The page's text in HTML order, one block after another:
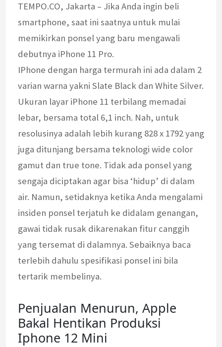
TEMPO.CO, Jakarta – Jika Anda ingin beli
smartphone, saat ini saatnya untuk mulai
memikirkan ponsel yang baru mengawali
debutnya iPhone 11 Pro.
IPhone dengan harga termurah ini ada dalam 2
varian warna yakni Slate Black dan White Silver.
Ukuran layar iPhone 11 terbilang memadai
lebar, bersama total 6,1 inch. Nah, untuk
resolusinya adalah lebih kurang 828 x 1792 yang
juga ditunjang bersama teknologi wide color
gamut dan true tone. Tidak ada ponsel yang
sengaja diciptakan agar bisa ‘hidup’ di dalam
air. Namun, setidaknya ketika Anda mengalami
insiden ponsel terjatuh ke didalam genangan,
gawai tidak rusak dikarenakan fitur canggih
yang tersemat di dalamnya. Sebaiknya baca
terlebih dahulu spesifikasi ponsel ini bila
tertarik membelinya.
Penjualan Menurun, Apple
Bakal Hentikan Produksi
Iphone 12 Mini